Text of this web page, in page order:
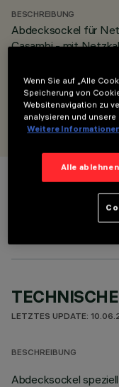
BESCHREIBUNG
Abdecksockel für
Casambi - mit
ENTWORFEN VON
Artec Studio
LETZTES UPDATE:
BESCHREIBUNG
Abdecksockel
Wenn Sie auf „Alle
Speicherung von
Websitenavigation zu
analysieren und
Weitere
Alle ablehnen